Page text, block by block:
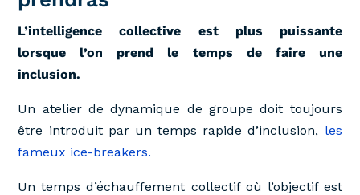
L’intelligence collective est plus puissante
lorsque l’on prend le temps de faire une
inclusion.
Un atelier de dynamique de groupe doit toujours
être introduit par un temps rapide d’inclusion, les
fameux ice-breakers.
Un temps d’échauffement collectif où l’objectif est